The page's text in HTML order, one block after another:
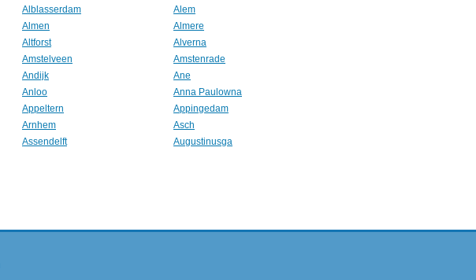
Alblasserdam
Alem
Almen
Almere
Altforst
Alverna
Amstelveen
Amstenrade
Andijk
Ane
Anloo
Anna Paulowna
Appeltern
Appingedam
Arnhem
Asch
Assendelft
Augustinusga